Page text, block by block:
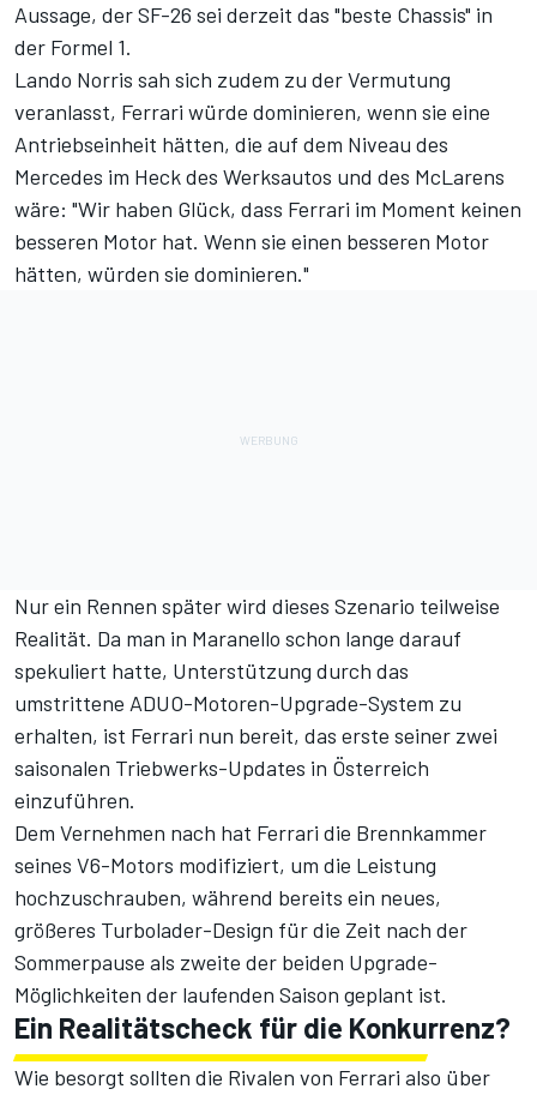
Aussage, der SF-26 sei derzeit das "beste Chassis" in
der Formel 1.
Lando Norris sah sich zudem zu der Vermutung
veranlasst, Ferrari würde dominieren, wenn sie eine
Antriebseinheit hätten, die auf dem Niveau des
Mercedes im Heck des Werksautos und des McLarens
wäre: "Wir haben Glück, dass Ferrari im Moment keinen
besseren Motor hat. Wenn sie einen besseren Motor
hätten, würden sie dominieren."
Nur ein Rennen später wird dieses Szenario teilweise
Realität. Da man in Maranello schon lange darauf
spekuliert hatte, Unterstützung durch das
umstrittene ADUO-Motoren-Upgrade-System zu
erhalten, ist Ferrari nun bereit, das erste seiner zwei
saisonalen Triebwerks-Updates in Österreich
einzuführen.
Dem Vernehmen nach hat Ferrari die Brennkammer
seines V6-Motors modifiziert, um die Leistung
hochzuschrauben, während bereits ein neues,
größeres Turbolader-Design für die Zeit nach der
Sommerpause als zweite der beiden Upgrade-
Möglichkeiten der laufenden Saison geplant ist.
Ein Realitätscheck für die Konkurrenz?
Wie besorgt sollten die Rivalen von Ferrari also über